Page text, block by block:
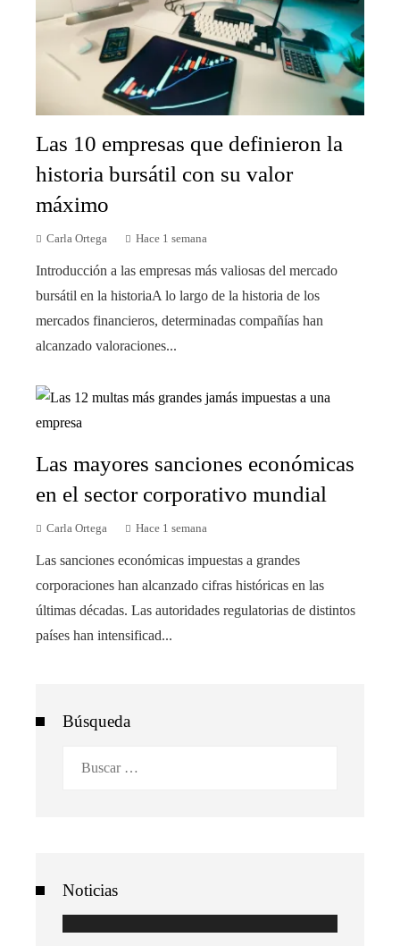
Las 10 empresas que definieron la
historia bursátil con su valor
máximo
Carla Ortega Hace 1 semana
Introducción a las empresas más valiosas del mercado
bursátil en la historiaA lo largo de la historia de los
mercados financieros, determinadas compañías han
alcanzado valoraciones...
Las mayores sanciones económicas
en el sector corporativo mundial
Carla Ortega Hace 1 semana
Las sanciones económicas impuestas a grandes
corporaciones han alcanzado cifras históricas en las
últimas décadas. Las autoridades regulatorias de distintos
países han intensificad...
Búsqueda
Noticias